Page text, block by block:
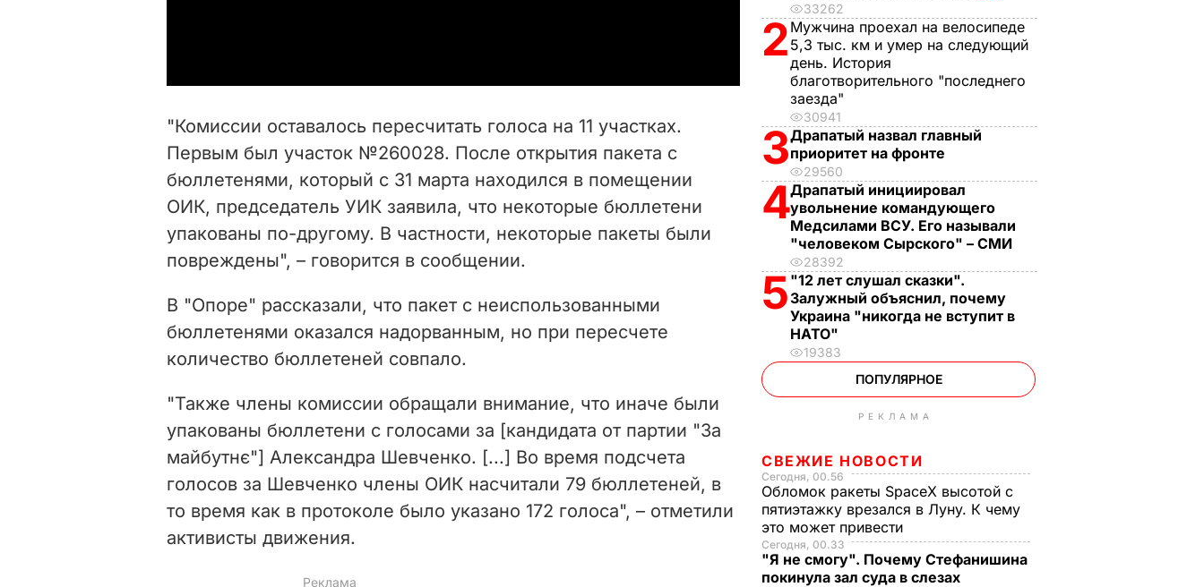
i
d
e
o
"Комиссии оставалось пересчитать голоса на 11 участках.
Первым был участок №260028. После открытия пакета с
бюллетенями, который с 31 марта находился в помещении
ОИК, председатель УИК заявила, что некоторые бюллетени
упакованы по-другому. В частности, некоторые пакеты были
повреждены", – говорится в сообщении.
В "Опоре" рассказали, что пакет с неиспользованными
бюллетенями оказался надорванным, но при пересчете
количество бюллетеней совпало.
"Также члены комиссии обращали внимание, что иначе были
упакованы бюллетени с голосами за [кандидата от партии "За
майбутнє"] Александра Шевченко. [...] Во время подсчета
голосов за Шевченко члены ОИК насчитали 79 бюллетеней, в
то время как в протоколе было указано 172 голоса", – отметили
активисты движения.
33262
2 Мужчина проехал на велосипеде
5,3 тыс. км и умер на следующий
день. История
благотворительного "последнего
заезда"
30941
3Драпатый назвал главный
приоритет на фронте
29560
4Драпатый инициировал
увольнение командующего
Медсилами ВСУ. Его называли
"человеком Сырского" – СМИ
28392
5 "12 лет слушал сказки".
Залужный объяснил, почему
Украина "никогда не вступит в
НАТО"
19383
ПОПУЛЯРНОЕ
РЕКЛАМА
СВЕЖИЕ НОВОСТИ
Сегодня, 00.56
Обломок ракеты SpaceX высотой с
пятиэтажку врезался в Луну. К чему
это может привести
Сегодня, 00.33
"Я не смогу". Почему Стефанишина
покинула зал суда в слезах